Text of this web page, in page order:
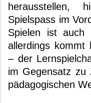
herausstellen,
Spielspass im
Spielen ist auch
allerdings kommt
– der
im Gegensatz zu
pädagogischen